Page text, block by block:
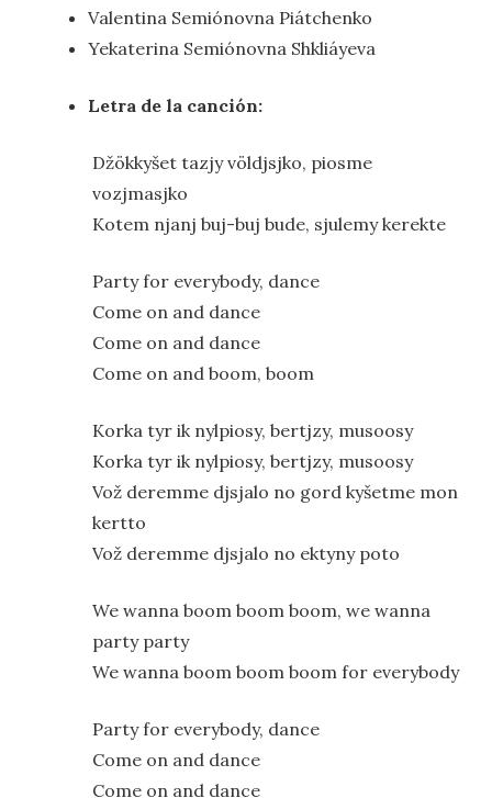
Valentina Semiónovna Piátchenko
Yekaterina Semiónovna Shkliáyeva
Letra de la canción:
Džökkyšet tazjy völdjsjko, piosme
vozjmasjko
Kotem njanj buj-buj bude, sjulemy kerekte
Party for everybody, dance
Come on and dance
Come on and dance
Come on and boom, boom
Korka tyr ik nylpiosy, bertjzy, musoosy
Korka tyr ik nylpiosy, bertjzy, musoosy
Vož deremme djsjalo no gord kyšetme mon
kertto
Vož deremme djsjalo no ektyny poto
We wanna boom boom boom, we wanna
party party
We wanna boom boom boom for everybody
Party for everybody, dance
Come on and dance
Come on and dance